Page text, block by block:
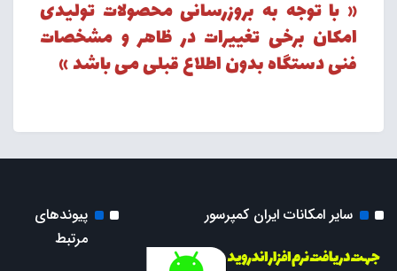
« با توجه به بروزرسانی محصولات تولیدی
امکان برخی تغییرات در ظاهر و مشخصات
فنی دستگاه بدون اطلاع قبلی می باشد »
سایر امکانات ایران کمپرسور
پیوندهای
مرتبط